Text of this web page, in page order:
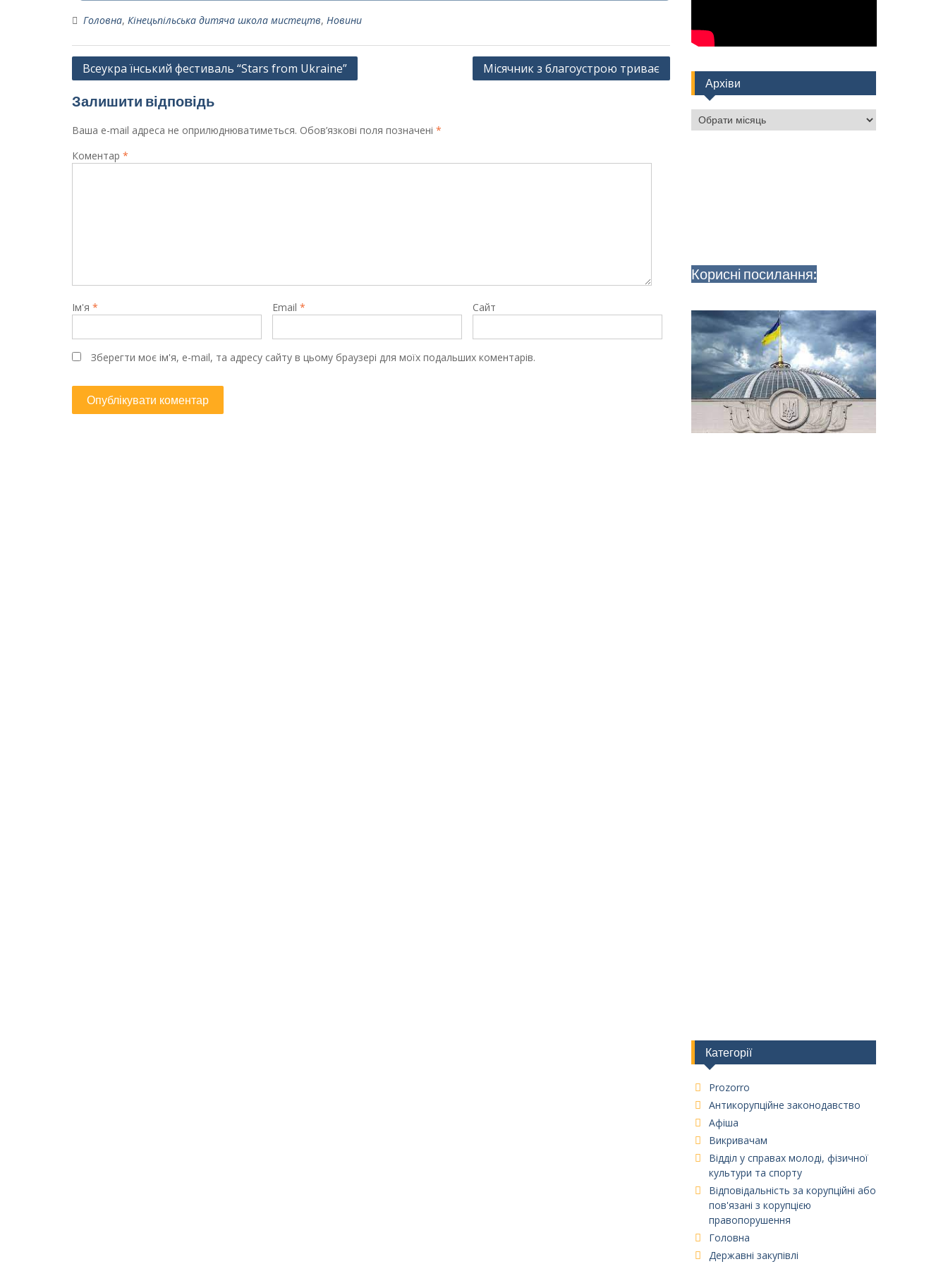
Головна, Кінецьпільська дитяча школа мистецтв, Новини
Навігація
Всеукра їнський фестиваль “Stars from Ukraine” Місячник з благоустрою триває
Залишити відповідь
Ваша e-mail адреса не оприлюднюватиметься. Обов’язкові поля позначені *
Коментар *
Ім'я * Email * Сайт
Зберегти моє ім'я, e-mail, та адресу сайту в цьому браузері для моїх подальших коментарів.
Архіви
Архіви
Корисні посилання:
Категорії
Prozorro
Антикорупційне законодавство
Афіша
Викривачам
Відділ у справах молоді, фізичної
культури та спорту
Відповідальність за корупційні або
пов'язані з корупцією
правопорушення
Головна
Державні закупівлі